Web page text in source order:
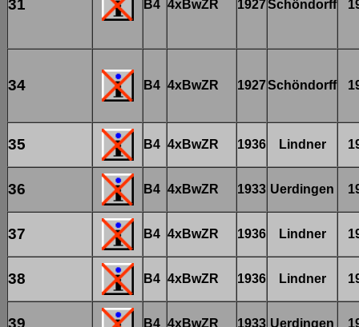
31 B4 4xBwZR 1927Schöndorff
34 B4 4xBwZR 1927Schöndorff
35 B4 4xBwZR 1936 Lindner
36 B4 4xBwZR 1933 Uerdingen
37 B4 4xBwZR 1936 Lindner
38 B4 4xBwZR 1936 Lindner
39 B4 4xBwZR 1933 Uerdingen